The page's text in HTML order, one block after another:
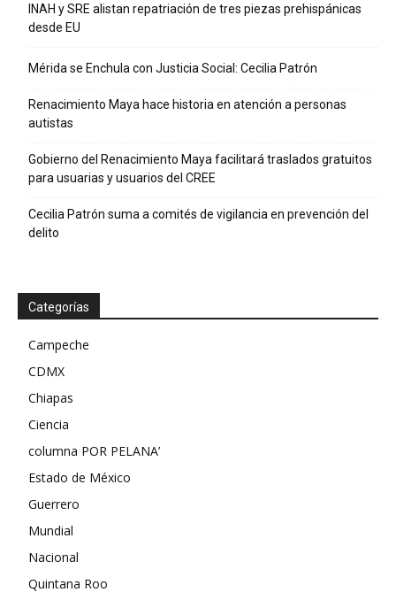
INAH y SRE alistan repatriación de tres piezas prehispánicas
desde EU
Mérida se Enchula con Justicia Social: Cecilia Patrón
Renacimiento Maya hace historia en atención a personas
autistas
Gobierno del Renacimiento Maya facilitará traslados gratuitos
para usuarias y usuarios del CREE
Cecilia Patrón suma a comités de vigilancia en prevención del
delito
Categorías
Campeche
CDMX
Chiapas
Ciencia
columna POR PELANA’
Estado de México
Guerrero
Mundial
Nacional
Quintana Roo